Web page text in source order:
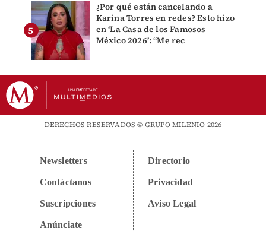
¿Por qué están cancelando a
Karina Torres en redes? Esto hizo
en ‘La Casa de los Famosos
México 2026’: “Me rec
DERECHOS RESERVADOS © GRUPO MILENIO 2026
Newsletters
Contáctanos
Suscripciones
Anúnciate
Directorio
Privacidad
Aviso Legal